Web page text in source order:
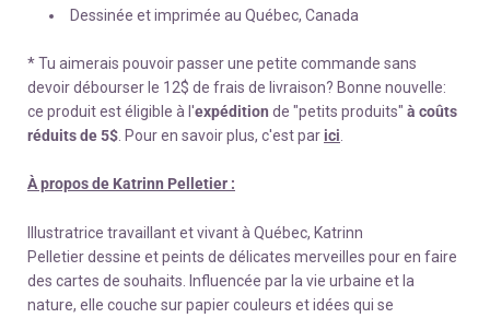
Dessinée et imprimée au Québec, Canada
* Tu aimerais pouvoir passer une petite commande sans
devoir débourser le 12$ de frais de livraison? Bonne nouvelle:
ce produit est éligible à l'expédition de "petits produits" à coûts
réduits de 5$ . Pour en savoir plus, c'est par ici
À propos de Katrinn Pelletier :
Illustratrice travaillant et vivant à Québec, Katrinn
Pelletier dessine et peints de délicates merveilles pour en faire
des cartes de souhaits. Influencée par la vie urbaine et la
nature, elle couche sur papier couleurs et idées qui se